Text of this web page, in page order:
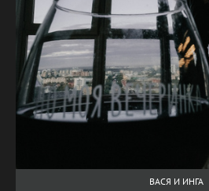
ВАСЯ И ИНГА